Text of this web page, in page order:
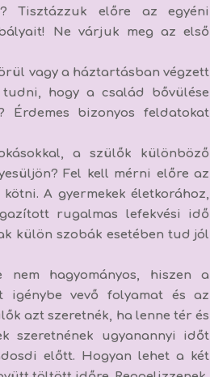
Tisztázzuk előre az egyéni
Ne várjuk meg az első
vagy a háztartásban végzett
hogy a család bővülése
Érdemes bizonyos feldatokat
a szülők különböző
Fel kell mérni előre az
A gyermekek életkorához,
rugalmas lefekvési idő
külön szobák esetében tud jól
nem hagyományos, hiszen a
igénybe vevő folyamat és az
azt szeretnék, ha lenne tér és
szeretnének ugyanannyi időt
előtt. Hogyan lehet a két